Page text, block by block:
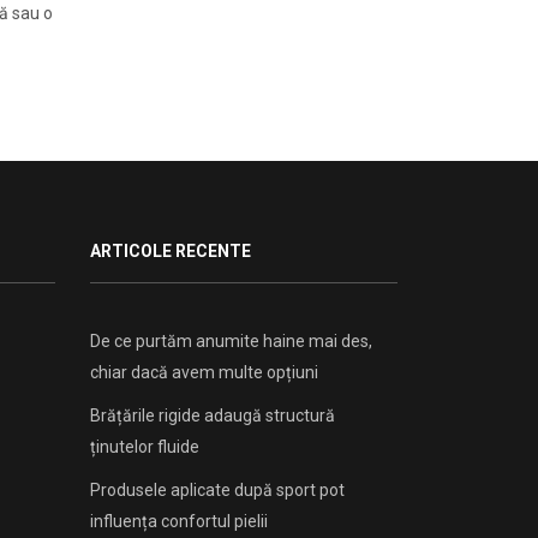
sau o
ARTICOLE RECENTE
De ce purtăm anumite haine mai des,
chiar dacă avem multe opțiuni
Brățările rigide adaugă structură
ținutelor fluide
Produsele aplicate după sport pot
influența confortul pielii